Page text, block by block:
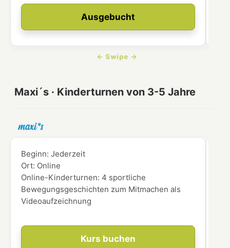
Ausgebucht
Maxi´s · Kinderturnen von 3-5 Jahre
Kurs buchen
Beginn:Jederzeit
Ort: Online
Online-Kinderturnen: 4 sportliche
Bewegungsgeschichten zum Mitmachen als
Videoaufzeichnung